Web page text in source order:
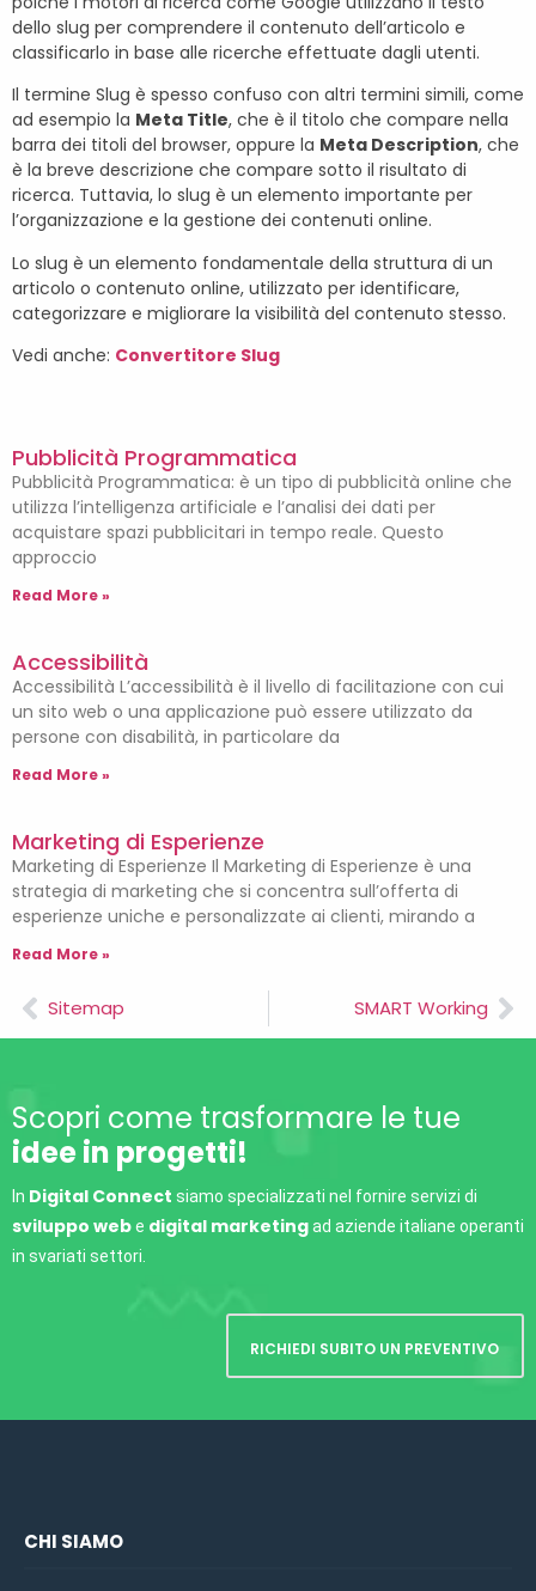
dello slug per comprendere il contenuto dell’articolo e
classificarlo in base alle ricerche effettuate dagli utenti.
Il termine Slug è spesso confuso con altri termini simili, come
ad esempio la Meta Title, che è il titolo che compare nella
barra dei titoli del browser, oppure la Meta Description, che
è la breve descrizione che compare sotto il risultato di
ricerca. Tuttavia, lo slug è un elemento importante per
l’organizzazione e la gestione dei contenuti online.
Lo slug è un elemento fondamentale della struttura di un
articolo o contenuto online, utilizzato per identificare,
categorizzare e migliorare la visibilità del contenuto stesso.
Vedi anche: Convertitore Slug
Pubblicità Programmatica
Pubblicità Programmatica: è un tipo di pubblicità online che
utilizza l’intelligenza artificiale e l’analisi dei dati per
acquistare spazi pubblicitari in tempo reale. Questo
approccio
Read More »
Accessibilità
Accessibilità L’accessibilità è il livello di facilitazione con cui
un sito web o una applicazione può essere utilizzato da
persone con disabilità, in particolare da
Read More »
Marketing di Esperienze
Marketing di Esperienze Il Marketing di Esperienze è una
strategia di marketing che si concentra sull’offerta di
esperienze uniche e personalizzate ai clienti, mirando a
Read More »
Sitemap SMART Working
Scopri come trasformare le tue
idee in progetti!
In Digital Connect siamo specializzati nel fornire servizi di
sviluppo webe digital marketingad aziende italiane operanti
in svariati settori.
RICHIEDI SUBITO UN PREVENTIVO
CHI SIAMO